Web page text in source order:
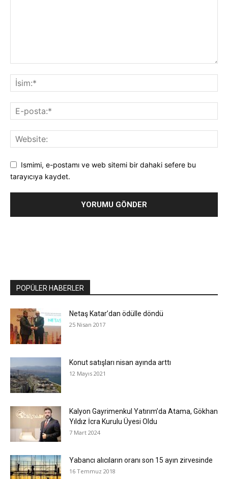
Ismimi, e-postamı ve web sitemi bir dahaki sefere bu
tarayıcıya kaydet.
POPÜLER HABERLER
Netaş Katar’dan ödülle döndü
25 Nisan 2017
Konut satışları nisan ayında arttı
12 Mayıs 2021
Kalyon Gayrimenkul Yatırım’da Atama, Gökhan
Yıldız İcra Kurulu Üyesi Oldu
7 Mart 2024
Yabancı alıcıların oranı son 15 ayın zirvesinde
16 Temmuz 2018